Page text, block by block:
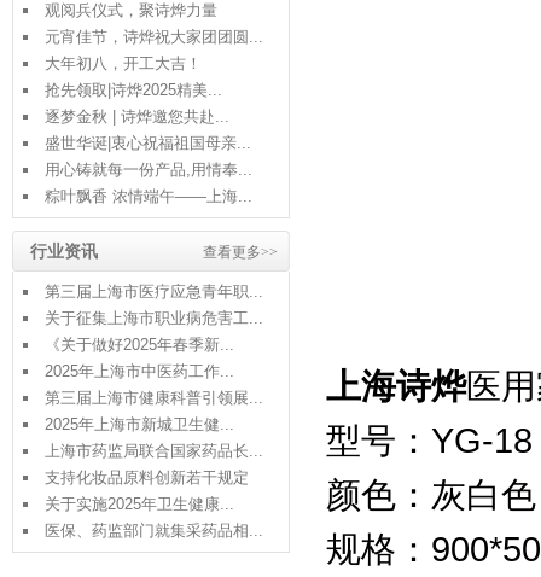
观阅兵仪式，聚诗烨力量
元宵佳节，诗烨祝大家团团圆...
大年初八，开工大吉！
抢先领取|诗烨2025精美...
逐梦金秋 | 诗烨邀您共赴...
盛世华诞|衷心祝福祖国母亲...
用心铸就每一份产品,用情奉...
粽叶飘香 浓情端午——上海...
查看更多>>
行业资讯
第三届上海市医疗应急青年职...
关于征集上海市职业病危害工...
《关于做好2025年春季新...
2025年上海市中医药工作...
第三届上海市健康科普引领展...
2025年上海市新城卫生健...
上海市药监局联合国家药品长...
支持化妆品原料创新若干规定
关于实施2025年卫生健康...
医保、药监部门就集采药品相...
上海诗烨医
型号：YG-18
颜色：灰白色
规格：